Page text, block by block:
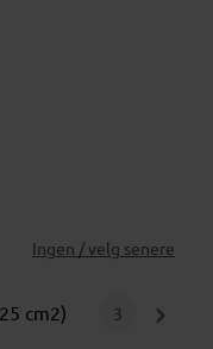
Ingen / velg senere
cm2) 3